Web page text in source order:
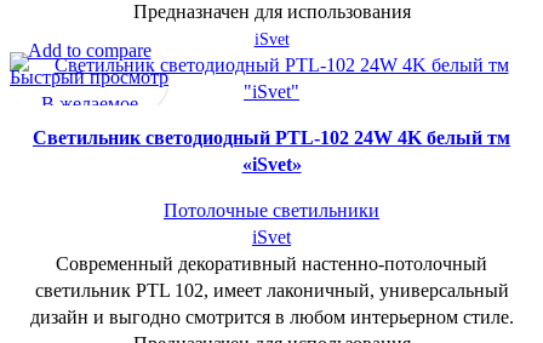
Предназначен для использования
iSvet
Add to compare
Быстрый просмотр
В желаемое
Cветильник светодиодный PTL-102 24W 4K белый тм
«iSvet»
Потолочные светильники
iSvet
Современный декоративный настенно-потолочный
светильник PTL 102, имеет лаконичный, универсальный
дизайн и выгодно смотрится в любом интерьерном стиле.